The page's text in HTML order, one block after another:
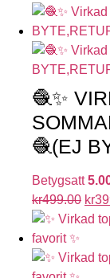
🧶✨
🧶(EJ
Betygsatt
kr499.00 kr